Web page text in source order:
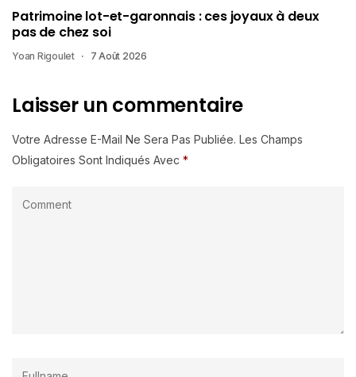
Patrimoine lot-et-garonnais : ces joyaux à deux
pas de chez soi
Yoan Rigoulet 7 Août 2026
Laisser un commentaire
Votre Adresse E-Mail Ne Sera Pas Publiée. Les Champs
Obligatoires Sont Indiqués Avec *